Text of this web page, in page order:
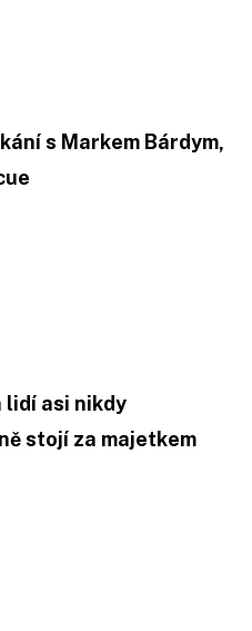
s Markem Bárdym,
lidí asi nikdy
stojí za majetkem